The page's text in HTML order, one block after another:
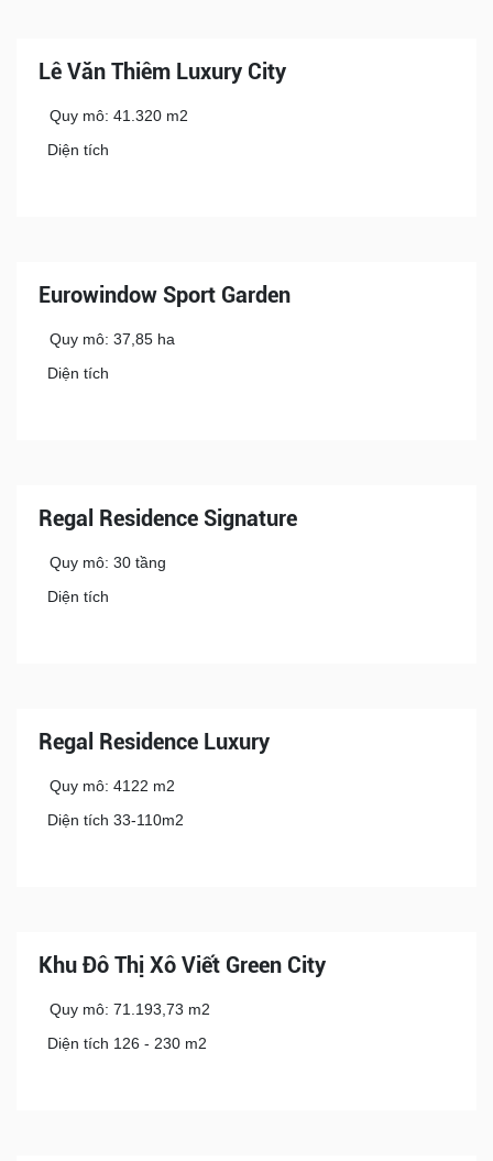
Lê Văn Thiêm Luxury City
Quy mô: 41.320 m2
Diện tích
Eurowindow Sport Garden
Quy mô: 37,85 ha
Diện tích
Regal Residence Signature
Quy mô: 30 tầng
Diện tích
Regal Residence Luxury
Quy mô: 4122 m2
Diện tích 33-110m2
Khu Đô Thị Xô Viết Green City
Quy mô: 71.193,73 m2
Diện tích 126 - 230 m2